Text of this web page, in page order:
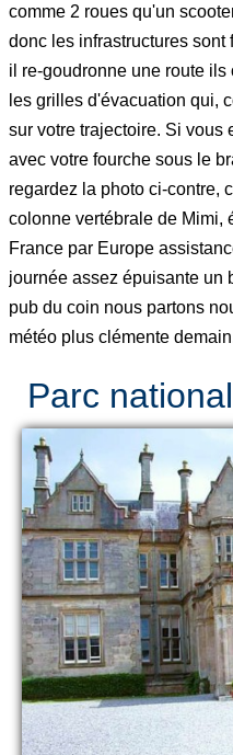
comme 2 roues qu'un
donc les infrastructures sont
il re-goudronne une route
les grilles d'évacuation qui,
sur votre trajectoire. Si vous
avec votre fourche sous le
regardez la photo ci-contre,
colonne vertébrale de Mimi,
France par Europe
journée assez épuisante un
pub du coin nous partons
météo plus clémente
Parc